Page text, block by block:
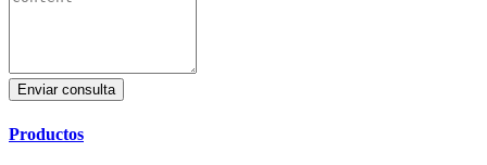
Enviar consulta
Productos